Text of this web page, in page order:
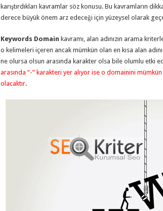
karıştırdıkları kavramlar söz konusu. Bu kavramların
derece büyük önem arz edeceği için yüzeysel olarak
Keywords Domain kavramı, alan adınızın arama
o kelimeleri içeren ancak mümkün olan en kısa alan
ne olursa olsun arasında karakter olsa bile olumlu etki
arasında “-” karakteri yer alıyor ise o domainini mümkün
olacaktır.